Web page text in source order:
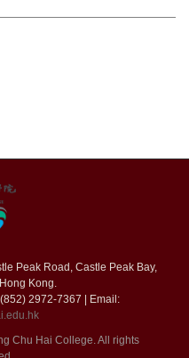
Peak Road, Castle Peak Bay,
Kong.
2972-7367 | Email:
Chu Hai College. All rights